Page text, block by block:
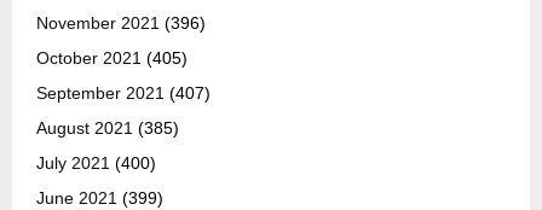
November 2021 (396)
October 2021 (405)
September 2021 (407)
August 2021 (385)
July 2021 (400)
June 2021 (399)